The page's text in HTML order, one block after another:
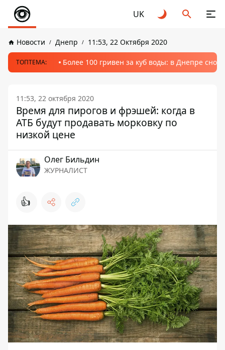
UK
Новости Днепр 11:53, 22 Октября 2020
ТОПТЕМА: Более 100 гривен за куб воды: в Днепре
11:53, 22 октября 2020
Время для пирогов и фрэшей: когда в
АТБ будут продавать морковку по
низкой цене
Олег Бильдин
ЖУРНАЛИСТ
👍